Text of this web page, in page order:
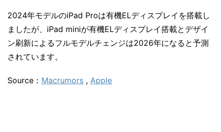
2024年モデルのiPad Proは有機ELディスプレイを搭載し
ましたが、iPad miniが有機ELディスプレイ搭載とデザイ
ン刷新によるフルモデルチェンジは2026年になると予測
されています。
Source： Macrumors , Apple